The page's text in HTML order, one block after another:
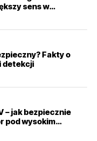
sens w
Fakty o
detekcji
– jak bezpiecznie
pod wysokim